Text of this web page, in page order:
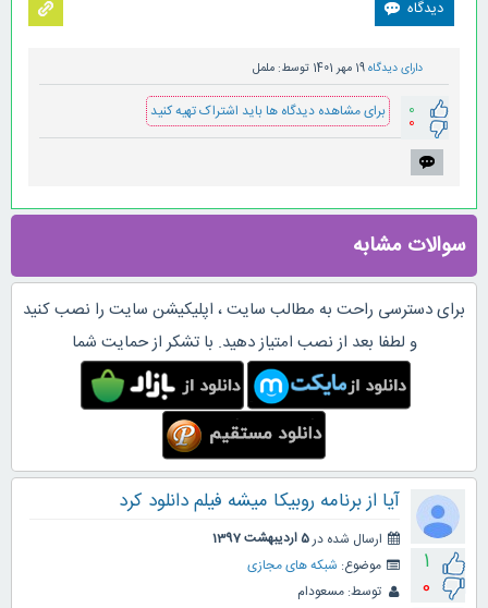
دارای دیدگاه19 مهر 1401 توسط: ململ
0
0 برای مشاهده دیدگاه ها باید اشتراک تهیه کنید
سوالات مشابه
برای دسترسی راحت به مطالب سایت ، اپلیکیشن سایت را نصب کنید
و لطفا بعد از نصب امتیاز دهید. با تشکر از حمایت شما
1
0
آیا از برنامه روبیکا میشه فیلم دانلود کرد
ارسال شده در5 اردیبهشت 1397
موضوع: شبکه های مجازی
توسط: مسعودام